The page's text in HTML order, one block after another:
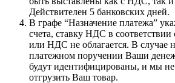
Действителен 5 банковских дней.
В графе “Назначение платежа”
счета, ставку НДС в
или НДС не облагается. В случае
платежном поручении Ваши
будут идентифицированы, и мы
отгрузить Ваш товар.